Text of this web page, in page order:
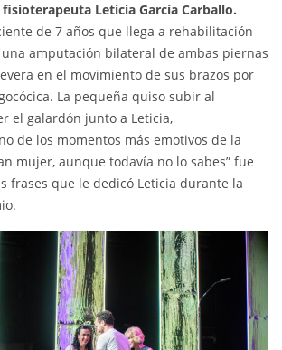
fisioterapeuta Leticia García Carballo.
de 7 años que llega a rehabilitación
amputación bilateral de ambas piernas
en el movimiento de sus brazos por
La pequeña quiso subir al
el galardón junto a Leticia,
de los momentos más emotivos de la
mujer, aunque todavía no lo sabes” fue
frases que le dedicó Leticia durante la